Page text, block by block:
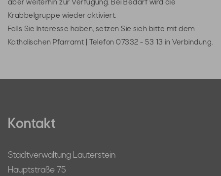
aber weiterhin zur Verfügung. Bei Bedarf wird die
Krabbelgruppe wieder aktiviert.
Falls Sie Interesse haben, setzen Sie sich bitte mit dem
Katholischen Pfarramt | Telefon 07332 - 53 13 in Verbindung.
Kontakt
Stadtverwaltung Lauterstein
Hauptstraße 75